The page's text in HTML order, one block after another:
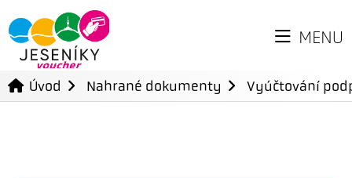
MENU
Úvod Nahrané dokumenty Vyúčtování